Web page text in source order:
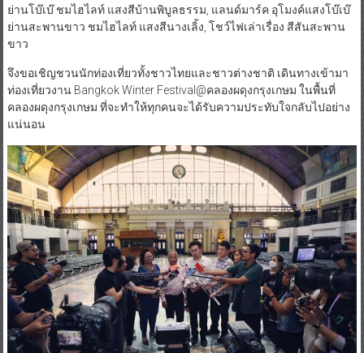
ย่านโบ๊เบ๊ ชมไฮไลท์ แสงสีบ้านพิบูลธรรม, แลนด์มาร์ค อุโมงค์แสงโบ๊เบ๊
ย่านสะพานขาว ชมไฮไลท์ แสงสีนางเลิ้ง, โชว์ไฟเล่าเรื่อง สีสันสะพาน
ขาว
จึงขอเชิญชวนนักท่องเที่ยวทั้งชาวไทยและชาวต่างชาติ เดินทางเข้ามา
ท่องเที่ยวงาน Bangkok Winter Festival@คลองผดุงกรุงเกษม ในพื้นที่
คลองผดุงกรุงเกษม ที่จะทำให้ทุกคนจะได้รับความประทับใจกลับไปอย่าง
แน่นอน